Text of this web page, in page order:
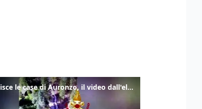
Frana lambisce le case di Auronzo, il video dall'elicottero dei vigili del fuoco